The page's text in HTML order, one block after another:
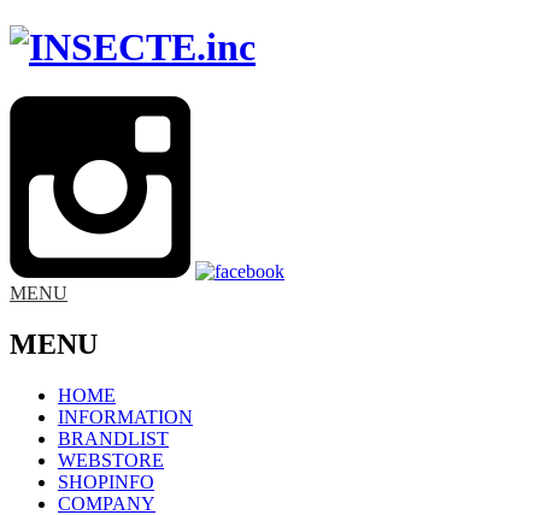
MENU
MENU
HOME
INFORMATION
BRANDLIST
WEBSTORE
SHOPINFO
COMPANY